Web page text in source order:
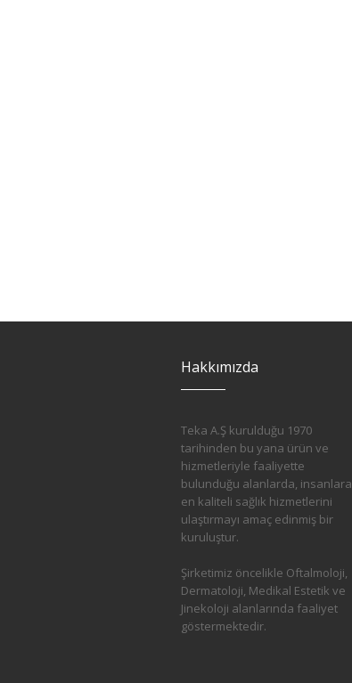
Hakkımızda
Teka A.Ş kurulduğu 1970
tarihinden bu yana ürün ve
hizmetleriyle faaliyette
bulunduğu alanlarda, insanlara
en kaliteli sağlık hizmetlerini
ulaştırmayı amaç edinmiş bir
kuruluştur.
Şirketimiz öncelikle Oftalmoloji,
Dermatoloji, Medikal Estetik ve
Jinekoloji alanlarında faaliyet
göstermektedir.